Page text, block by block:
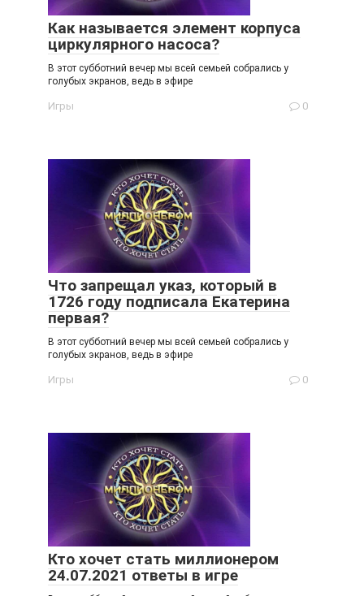
Как называется элемент корпуса
циркулярного насоса?
В этот субботний вечер мы всей семьей собрались у
голубых экранов, ведь в эфире
Игры 0
Что запрещал указ, который в
1726 году подписала Екатерина
первая?
В этот субботний вечер мы всей семьей собрались у
голубых экранов, ведь в эфире
Игры 0
Кто хочет стать миллионером
24.07.2021 ответы в игре